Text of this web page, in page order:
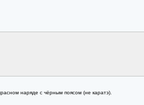
наряде с чёрным поясом (не каратэ).